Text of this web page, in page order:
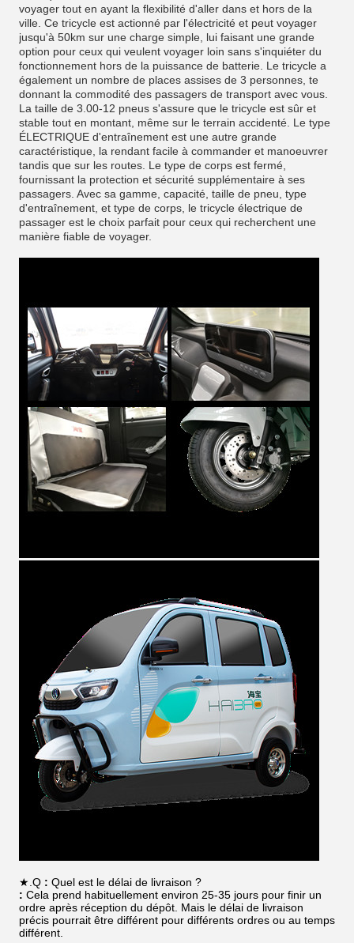
voyager tout en ayant la flexibilité d'aller dans et hors de la
ville. Ce tricycle est actionné par l'électricité et peut voyager
jusqu'à 50km sur une charge simple, lui faisant une grande
option pour ceux qui veulent voyager loin sans s'inquiéter du
fonctionnement hors de la puissance de batterie. Le tricycle a
également un nombre de places assises de 3 personnes, te
donnant la commodité des passagers de transport avec vous.
La taille de 3.00-12 pneus s'assure que le tricycle est sûr et
stable tout en montant, même sur le terrain accidenté. Le type
ÉLECTRIQUE d'entraînement est une autre grande
caractéristique, la rendant facile à commander et manoeuvrer
tandis que sur les routes. Le type de corps est fermé,
fournissant la protection et sécurité supplémentaire à ses
passagers. Avec sa gamme, capacité, taille de pneu, type
d'entraînement, et type de corps, le tricycle électrique de
passager est le choix parfait pour ceux qui recherchent une
manière fiable de voyager.
★.Q : Quel est le délai de livraison ?
: Cela prend habituellement environ 25-35 jours pour finir un
ordre après réception du dépôt. Mais le délai de livraison
précis pourrait être différent pour différents ordres ou au temps
différent.